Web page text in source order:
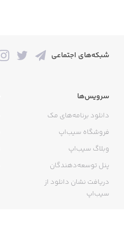
شبکه‌های اجتماعی
سرویس‌ها
دانلود برنامه‌های مک
فروشگاه سیب‌اپ
وبلاگ سیب‌اپ
پنل توسعه‌دهندگان
دریافت نشان دانلود از
سیب‌اپ